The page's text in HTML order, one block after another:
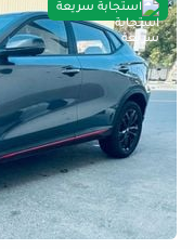
استجابة سريعة